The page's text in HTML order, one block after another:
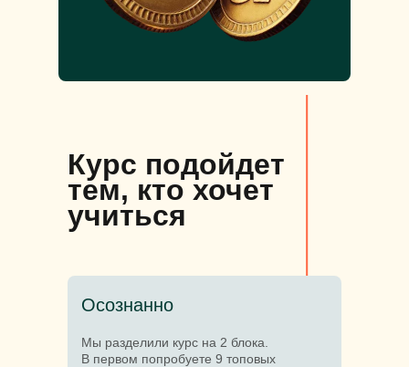
Курс подойдет
тем, кто хочет
учиться
Осознанно
Мы разделили курс на 2 блока.
В первом попробуете 9 топовых